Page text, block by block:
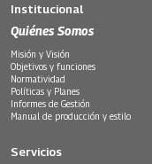
Institucional
Quiénes Somos
Misión y Visión
Objetivos y funciones
Normatividad
Políticas y Planes
Informes de Gestión
Manual de producción y estilo
Servicios